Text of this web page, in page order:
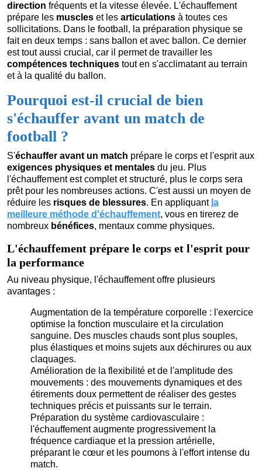
direction fréquents et la vitesse élevée. L'échauffement
prépare les muscles et les articulations à toutes ces
sollicitations. Dans le football, la préparation physique se
fait en deux temps : sans ballon et avec ballon. Ce dernier
est tout aussi crucial, car il permet de travailler les
compétences techniques tout en s'acclimatant au terrain
et à la qualité du ballon.
Pourquoi est-il crucial de bien
s'échauffer avant un match de
football ?
S'échauffer avant un match prépare le corps et l'esprit aux
exigences physiques et mentales du jeu. Plus
l'échauffement est complet et structuré, plus le corps sera
prêt pour les nombreuses actions. C'est aussi un moyen de
réduire les risques de blessures. En appliquant la
meilleure méthode d'échauffement, vous en tirerez de
nombreux bénéfices, mentaux comme physiques.
L'échauffement prépare le corps et l'esprit pour
la performance
Au niveau physique, l'échauffement offre plusieurs
avantages :
Augmentation de la température corporelle : l'exercice
optimise la fonction musculaire et la circulation
sanguine. Des muscles chauds sont plus souples,
plus élastiques et moins sujets aux déchirures ou aux
claquages.
Amélioration de la flexibilité et de l'amplitude des
mouvements : des mouvements dynamiques et des
étirements doux permettent de réaliser des gestes
techniques précis et puissants sur le terrain.
Préparation du système cardiovasculaire :
l'échauffement augmente progressivement la
fréquence cardiaque et la pression artérielle,
préparant le cœur et les poumons à l'effort intense du
match.